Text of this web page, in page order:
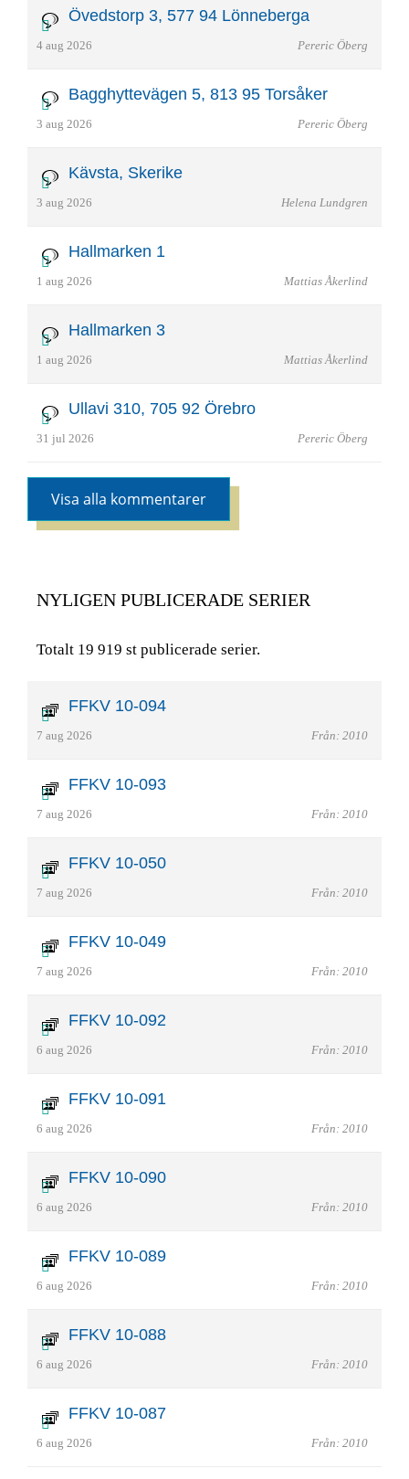
Övedstorp 3, 577 94 Lönneberga
4 aug 2026 Pereric Öberg
Bagghyttevägen 5, 813 95 Torsåker
3 aug 2026 Pereric Öberg
Kävsta, Skerike
3 aug 2026 Helena Lundgren
Hallmarken 1
1 aug 2026 Mattias Åkerlind
Hallmarken 3
1 aug 2026 Mattias Åkerlind
Ullavi 310, 705 92 Örebro
31 jul 2026 Pereric Öberg
Visa alla kommentarer
NYLIGEN PUBLICERADE SERIER
Totalt 19 919 st publicerade serier.
FFKV 10-094
7 aug 2026 Från: 2010
FFKV 10-093
7 aug 2026 Från: 2010
FFKV 10-050
7 aug 2026 Från: 2010
FFKV 10-049
7 aug 2026 Från: 2010
FFKV 10-092
6 aug 2026 Från: 2010
FFKV 10-091
6 aug 2026 Från: 2010
FFKV 10-090
6 aug 2026 Från: 2010
FFKV 10-089
6 aug 2026 Från: 2010
FFKV 10-088
6 aug 2026 Från: 2010
FFKV 10-087
6 aug 2026 Från: 2010